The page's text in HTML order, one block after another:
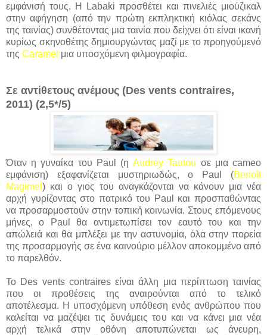
εμφάνισή τους. Η Labaki προσθέτει και πινελιές μιούζικαλ
στην αφήγηση (από την πρώτη εκπληκτική κιόλας σεκάνς
της ταινίας) συνθέτοντας μια ταινία που δείχνει ότι είναι ικανή
κυρίως σκηνοθέτης δημιουργώντας μαζί με το προηγούμενό
της Caramel μια υποσχόμενη φιλμογραφία.
Σε αντίθετους ανέμους (Des vents contraires,
2011) (2,5*/5)
Όταν η γυναίκα του Paul (ηAudrey Tautou σε μια cameo
εμφάνιση) εξαφανίζεται μυστηριωδώς, ο Paul (Benoît
Magimel ) και ο γιος του αναγκάζονται να κάνουν μια νέα
αρχή γυρίζοντας στο πατρικό του Paul και προσπαθώντας
να προσαρμοστούν στην τοπική κοινωνία. Στους επόμενους
μήνες, ο Paul θα αντιμετωπίσει τον εαυτό του και την
απώλειά και θα μπλέξει με την αστυνομία, όλα στην πορεία
της προσαρμογής σε ένα καινούριο μέλλον αποκομμένο από
το παρελθόν.
Το Des vents contraires είναι άλλη μια περίπτωση ταινίας
που οι προθέσεις της αναιρούνται από το τελικό
αποτέλεσμα. Η υποσχόμενη υπόθεση ενός ανθρώπου που
καλείται να μαζέψει τις δυνάμεις του και να κάνει μια νέα
αρχή τελικά στην οθόνη αποτυπώνεται ως άνευρη,